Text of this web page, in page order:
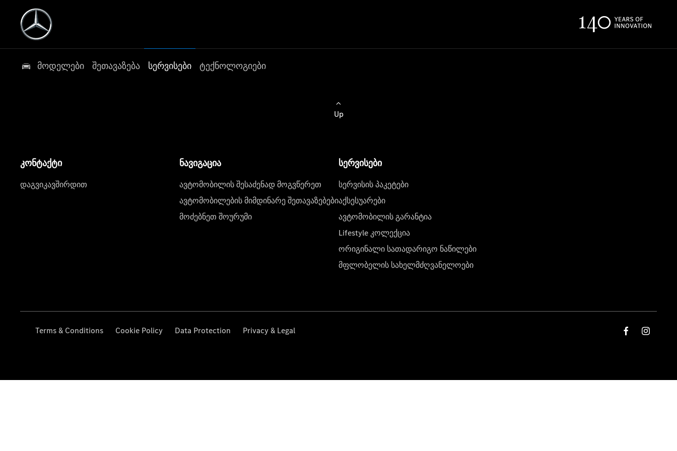
მოდელები შეთავაზება სერვისები ტექნოლოგიები
Up
კონტაქტი
დაგვიკავშირდით
ნავიგაცია
ავტომობილის შესაძენად მოგვწერეთ
ავტომობილების მიმდინარე შეთავაზებები
მოძებნეთ შოურუმი
სერვისები
სერვისის პაკეტები
აქსესუარები
ავტომობილის გარანტია
Lifestyle კოლექცია
ორიგინალი სათადარიგო ნაწილები
მფლობელის სახელმძღვანელოები
Terms & Conditions Cookie Policy Data Protection Privacy & Legal